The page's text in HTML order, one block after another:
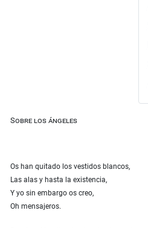
Sobre los ángeles
Os han quitado los vestidos blancos,
Las alas y hasta la existencia,
Y yo sin embargo os creo,
Oh mensajeros.